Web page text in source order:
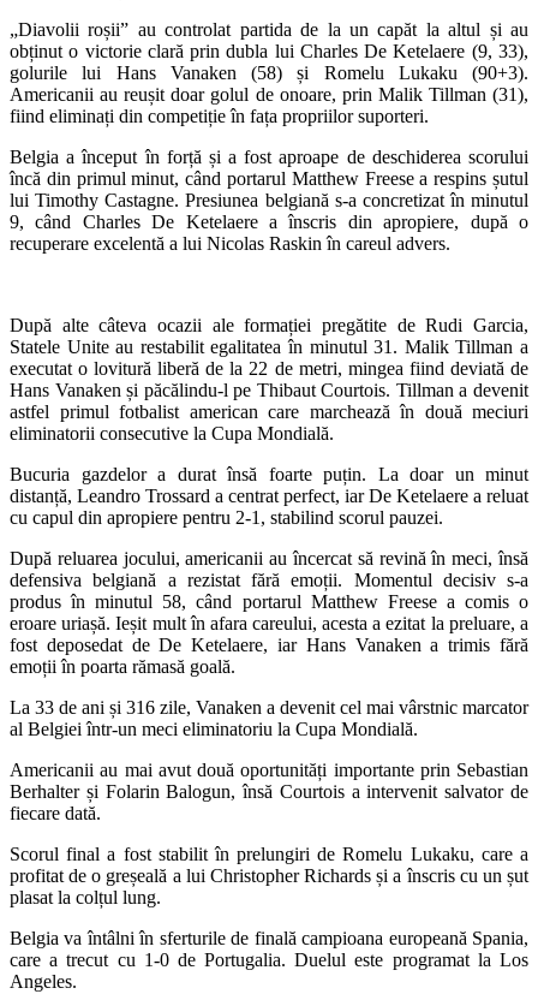
„Diavolii roșii” au controlat partida de la un capăt la altul și au
obținut o victorie clară prin dubla lui Charles De Ketelaere (9, 33),
golurile lui Hans Vanaken (58) și Romelu Lukaku (90+3).
Americanii au reușit doar golul de onoare, prin Malik Tillman (31),
fiind eliminați din competiție în fața propriilor suporteri.
Belgia a început în forță și a fost aproape de deschiderea scorului
încă din primul minut, când portarul Matthew Freese a respins șutul
lui Timothy Castagne. Presiunea belgiană s-a concretizat în minutul
9, când Charles De Ketelaere a înscris din apropiere, după o
recuperare excelentă a lui Nicolas Raskin în careul advers.
După alte câteva ocazii ale formației pregătite de Rudi Garcia,
Statele Unite au restabilit egalitatea în minutul 31. Malik Tillman a
executat o lovitură liberă de la 22 de metri, mingea fiind deviată de
Hans Vanaken și păcălindu-l pe Thibaut Courtois. Tillman a devenit
astfel primul fotbalist american care marchează în două meciuri
eliminatorii consecutive la Cupa Mondială.
Bucuria gazdelor a durat însă foarte puțin. La doar un minut
distanță, Leandro Trossard a centrat perfect, iar De Ketelaere a reluat
cu capul din apropiere pentru 2-1, stabilind scorul pauzei.
După reluarea jocului, americanii au încercat să revină în meci, însă
defensiva belgiană a rezistat fără emoții. Momentul decisiv s-a
produs în minutul 58, când portarul Matthew Freese a comis o
eroare uriașă. Ieșit mult în afara careului, acesta a ezitat la preluare, a
fost deposedat de De Ketelaere, iar Hans Vanaken a trimis fără
emoții în poarta rămasă goală.
La 33 de ani și 316 zile, Vanaken a devenit cel mai vârstnic marcator
al Belgiei într-un meci eliminatoriu la Cupa Mondială.
Americanii au mai avut două oportunități importante prin Sebastian
Berhalter și Folarin Balogun, însă Courtois a intervenit salvator de
fiecare dată.
Scorul final a fost stabilit în prelungiri de Romelu Lukaku, care a
profitat de o greșeală a lui Christopher Richards și a înscris cu un șut
plasat la colțul lung.
Belgia va întâlni în sferturile de finală campioana europeană Spania,
care a trecut cu 1-0 de Portugalia. Duelul este programat la Los
Angeles.